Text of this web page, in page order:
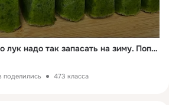
Даже не думала, что лук надо так запасать на зиму. Попробовала и теперь сама так делаю каждый год
поделились 473 класса